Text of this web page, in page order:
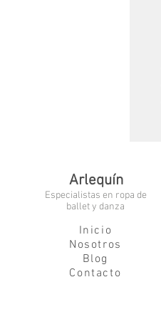
Arlequín
Especialistas en ropa de
ballet y danza
Inicio
Nosotros
Blog
Contacto